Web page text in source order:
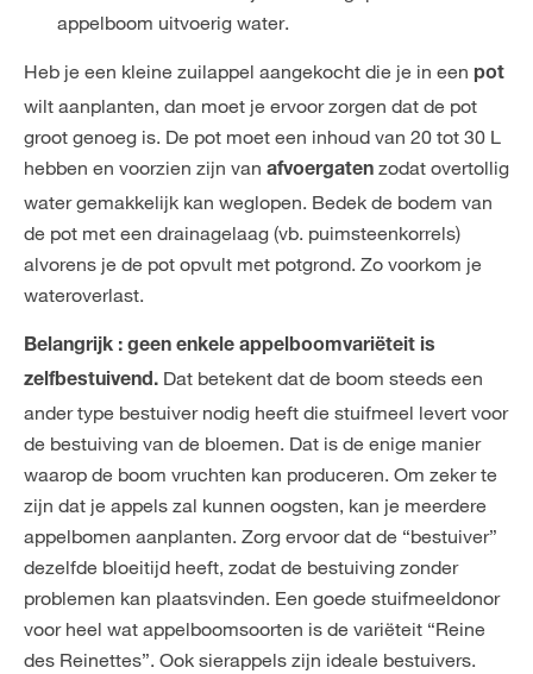
appelboom uitvoerig water.
Heb je een kleine zuilappel aangekocht die je in een pot
wilt aanplanten, dan moet je ervoor zorgen dat de pot
groot genoeg is. De pot moet een inhoud van 20 tot 30 L
hebben en voorzien zijn van afvoergaten zodat overtollig
water gemakkelijk kan weglopen. Bedek de bodem van
de pot met een drainagelaag (vb. puimsteenkorrels)
alvorens je de pot opvult met potgrond. Zo voorkom je
wateroverlast.
Belangrijk : geen enkele appelboomvariëteit is
zelfbestuivend. Dat betekent dat de boom steeds een
ander type bestuiver nodig heeft die stuifmeel levert voor
de bestuiving van de bloemen. Dat is de enige manier
waarop de boom vruchten kan produceren. Om zeker te
zijn dat je appels zal kunnen oogsten, kan je meerdere
appelbomen aanplanten. Zorg ervoor dat de “bestuiver”
dezelfde bloeitijd heeft, zodat de bestuiving zonder
problemen kan plaatsvinden. Een goede stuifmeeldonor
voor heel wat appelboomsoorten is de variëteit “Reine
des Reinettes”. Ook sierappels zijn ideale bestuivers.